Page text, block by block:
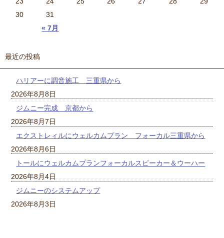
« 7月
30
31
最近の投稿
ハリアーに調音施工 三重県から
2026年8月8日
ジムニー完成 京都から
2026年8月7日
エクストレィルにウェルカムプラン フォーカル三重県から
2026年8月6日
トールにウェルカムプランフォーカルスピーカー＆ウーハー
2026年8月4日
ジムニーのシステムアップ
2026年8月3日